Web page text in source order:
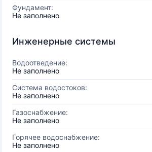
Фундамент:
Не заполнено
Инженерные системы
Водоотведение:
Не заполнено
Система водостоков:
Не заполнено
Газоснабжение:
Не заполнено
Горячее водоснабжение:
Не заполнено